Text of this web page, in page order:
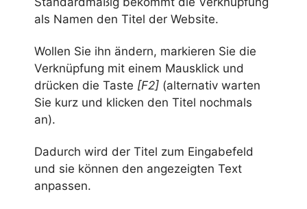
als Namen den Titel der Website.
Wollen Sie ihn ändern, markieren Sie die
Verknüpfung mit einem Mausklick und
drücken die Taste [F2] (alternativ warten
Sie kurz und klicken den Titel nochmals
an).
Dadurch wird der Titel zum Eingabefeld
und sie können den angezeigten Text
anpassen.